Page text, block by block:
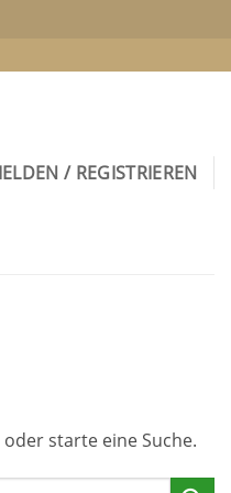
/ REGISTRIEREN
starte eine Suche.